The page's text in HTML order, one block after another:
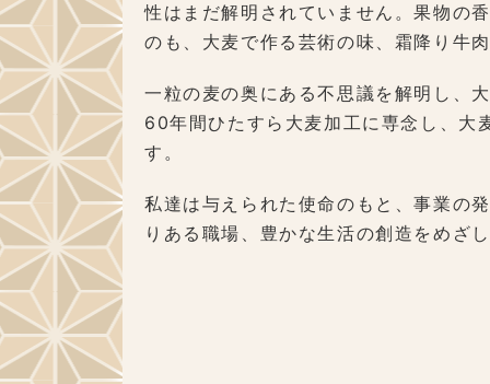
性はまだ解明されていません。果物の
のも、大麦で作る芸術の味、霜降り牛
一粒の麦の奥にある不思議を解明し、
60年間ひたすら大麦加工に専念し、大
す。
私達は与えられた使命のもと、事業の
りある職場、豊かな生活の創造をめざ